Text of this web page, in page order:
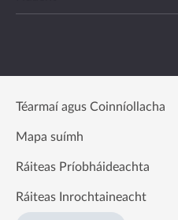
Téarmaí agus Coinníollacha
Mapa suímh
Ráiteas Príobháideachta
Ráiteas Inrochtaineacht